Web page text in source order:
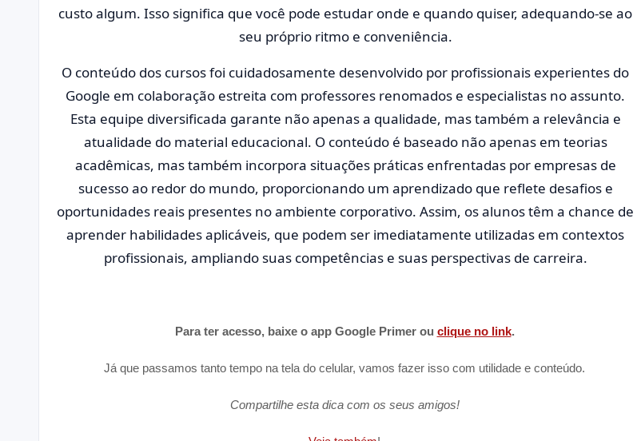
custo algum. Isso significa que você pode estudar onde e quando quiser, adequando-se ao
seu próprio ritmo e conveniência.
O conteúdo dos cursos foi cuidadosamente desenvolvido por profissionais experientes do
Google em colaboração estreita com professores renomados e especialistas no assunto.
Esta equipe diversificada garante não apenas a qualidade, mas também a relevância e
atualidade do material educacional. O conteúdo é baseado não apenas em teorias
acadêmicas, mas também incorpora situações práticas enfrentadas por empresas de
sucesso ao redor do mundo, proporcionando um aprendizado que reflete desafios e
oportunidades reais presentes no ambiente corporativo. Assim, os alunos têm a chance de
aprender habilidades aplicáveis, que podem ser imediatamente utilizadas em contextos
profissionais, ampliando suas competências e suas perspectivas de carreira.
Para ter acesso, baixe o app Google Primer ou clique no link.
Já que passamos tanto tempo na tela do celular, vamos fazer isso com utilidade e conteúdo.
Compartilhe esta dica com os seus amigos!